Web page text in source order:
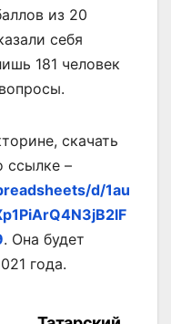
из 20
себя
181 человек
скачать
ссылке –
d/1au
. Она будет
года.